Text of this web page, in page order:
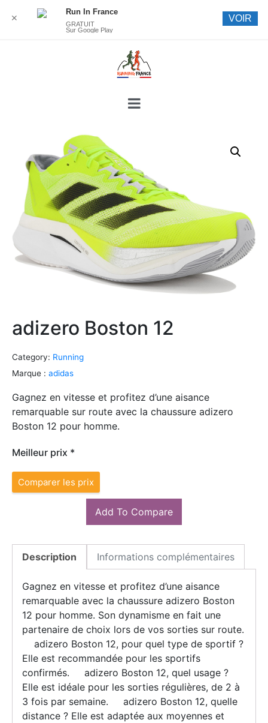
adizero Boston 12
Category: Running
Marque : adidas
Gagnez en vitesse et profitez d’une aisance
remarquable sur route avec la chaussure adizero
Boston 12 pour homme.
Meilleur prix *
Comparer les prix
Add To Compare
Description Informations complémentaires
Gagnez en vitesse et profitez d’une aisance
remarquable avec la chaussure adizero Boston
12 pour homme. Son dynamisme en fait une
partenaire de choix lors de vos sorties sur route.
adizero Boston 12, pour quel type de sportif ?
Elle est recommandée pour les sportifs
confirmés. adizero Boston 12, quel usage ?
Elle est idéale pour les sorties régulières, de 2 à
3 fois par semaine. adizero Boston 12, quelle
distance ? Elle est adaptée aux moyennes et
✕
Run In France
GRATUIT
Sur Google Play
VOIR